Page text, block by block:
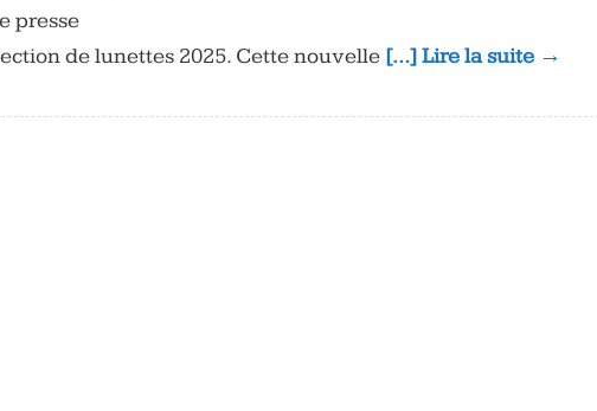
presse
de lunettes 2025. Cette nouvelle […] Lire la suite →